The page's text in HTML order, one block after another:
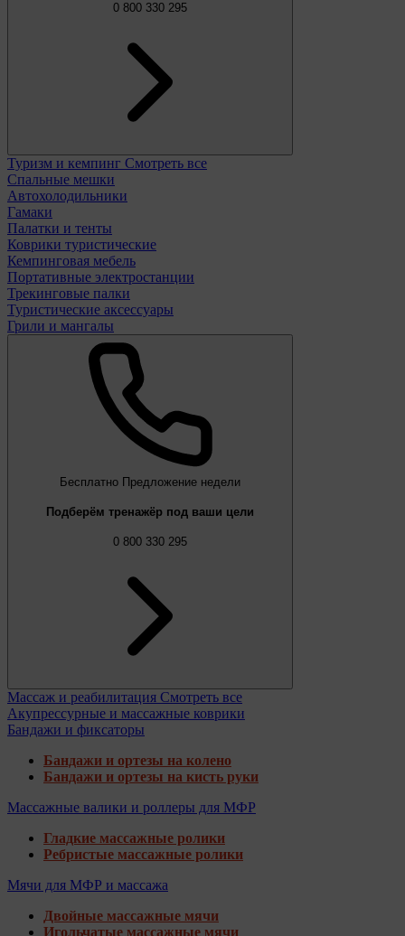
0 800 330 295
Туризм и кемпинг Смотреть все
Спальные мешки
Автохолодильники
Гамаки
Палатки и тенты
Коврики туристические
Кемпинговая мебель
Портативные электростанции
Трекинговые палки
Туристические аксессуары
Грили и мангалы
Бесплатно Предложение недели
Подберём тренажёр под ваши цели
0 800 330 295
Массаж и реабилитация Смотреть все
Акупрессурные и массажные коврики
Бандажи и фиксаторы
Бандажи и ортезы на колено
Бандажи и ортезы на кисть руки
Массажные валики и роллеры для МФР
Гладкие массажные ролики
Ребристые массажные ролики
Мячи для МФР и массажа
Двойные массажные мячи
Игольчатые массажные мячи